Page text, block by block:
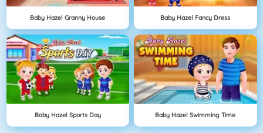
Baby Hazel Granny House Baby Hazel Fancy Dress
Baby Hazel Sports Day Baby Hazel Swimming Time